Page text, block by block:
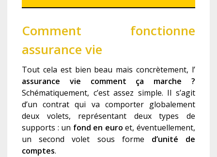
Comment fonctionne
assurance vie
Tout cela est bien beau mais concrètement, l’
assurance vie comment ça marche ?
Schématiquement, c’est assez simple. Il s’agit
d’un contrat qui va comporter globalement
deux volets, représentant deux types de
supports : un fond en euro et, éventuellement,
un second volet sous forme d’unité de
comptes.